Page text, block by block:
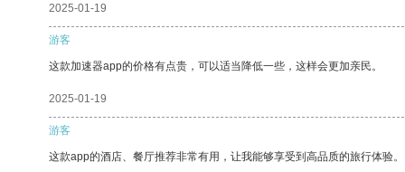
2025-01-19
游客
这款加速器app的价格有点贵，可以适当降低一些，这样会更加亲民。
2025-01-19
游客
这款app的酒店、餐厅推荐非常有用，让我能够享受到高品质的旅行体验。